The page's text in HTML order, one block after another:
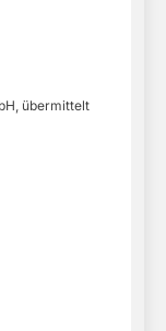
übermittelt